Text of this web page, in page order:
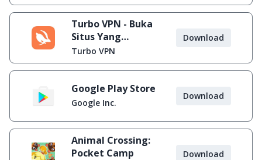
Turbo VPN - Buka
Situs Yang
Diblokir
Turbo VPN
Download
Google Play Store
Google Inc.
Download
Animal Crossing:
Pocket Camp
Download